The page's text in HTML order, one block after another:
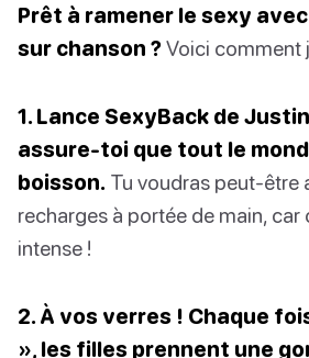
Prêt à ramener le sexy
sur chanson ?Voici comment
1. Lance SexyBack de
assure-toi que tout le
boisson. Tu voudras peut-être
recharges à portée de main, car
intense !
2. À vos verres ! Chaque
», les filles prennent une